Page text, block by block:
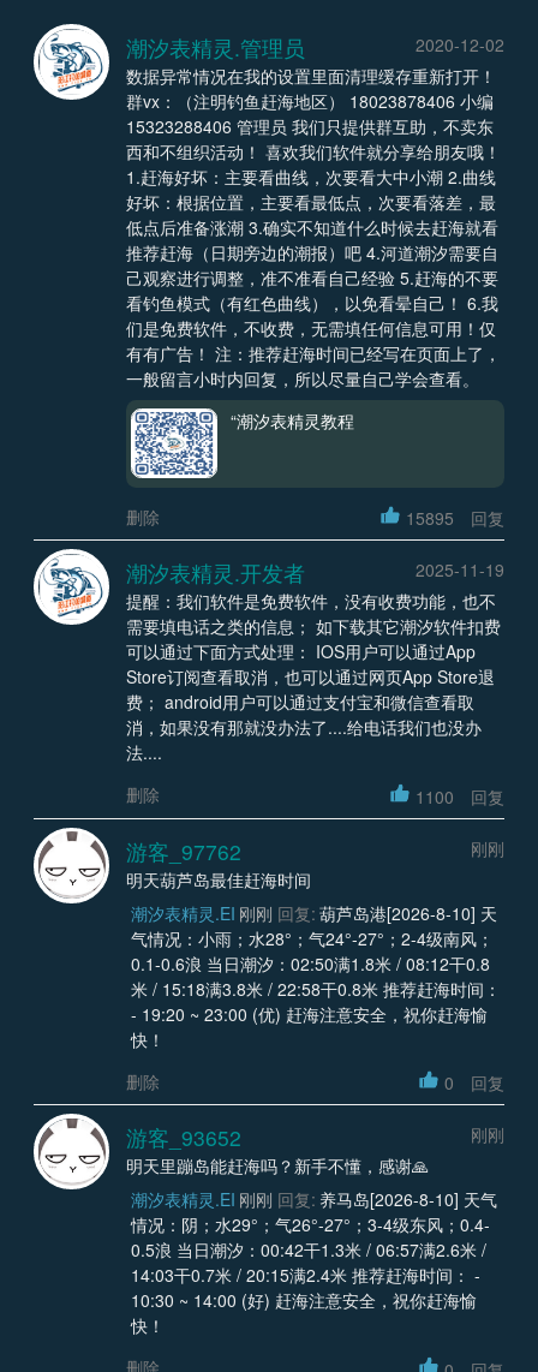
潮汐表精灵.管理员
2020-12-02
数据异常情况在我的设置里面清理缓存重新打开！
群vx：（注明钓鱼赶海地区） 18023878406 小编
15323288406 管理员 我们只提供群互助，不卖东
西和不组织活动！ 喜欢我们软件就分享给朋友哦！
1.赶海好坏：主要看曲线，次要看大中小潮 2.曲线
好坏：根据位置，主要看最低点，次要看落差，最
低点后准备涨潮 3.确实不知道什么时候去赶海就看
推荐赶海（日期旁边的潮报）吧 4.河道潮汐需要自
己观察进行调整，准不准看自己经验 5.赶海的不要
看钓鱼模式（有红色曲线），以免看晕自己！ 6.我
们是免费软件，不收费，无需填任何信息可用！仅
有有广告！ 注：推荐赶海时间已经写在页面上了，
一般留言小时内回复，所以尽量自己学会查看。
“潮汐表精灵教程
删除 15895 回复
潮汐表精灵.开发者
2025-11-19
提醒：我们软件是免费软件，没有收费功能，也不
需要填电话之类的信息； 如下载其它潮汐软件扣费
可以通过下面方式处理： IOS用户可以通过App
Store订阅查看取消，也可以通过网页App Store退
费； android用户可以通过支付宝和微信查看取
消，如果没有那就没办法了....给电话我们也没办
法....
删除
1100 回复
游客_97762
刚刚
明天葫芦岛最佳赶海时间
潮汐表精灵.EI 刚刚 回复: 葫芦岛港[2026-8-10] 天
气情况：小雨；水28°；气24°-27°；2-4级南风；
0.1-0.6浪 当日潮汐：02:50满1.8米 / 08:12干0.8
米 / 15:18满3.8米 / 22:58干0.8米 推荐赶海时间：
- 19:20 ~ 23:00 (优) 赶海注意安全，祝你赶海愉
快！
删除
0 回复
游客_93652
刚刚
明天里蹦岛能赶海吗？新手不懂，感谢🙏
潮汐表精灵.EI 刚刚 回复: 养马岛[2026-8-10] 天气
情况：阴；水29°；气26°-27°；3-4级东风；0.4-
0.5浪 当日潮汐：00:42干1.3米 / 06:57满2.6米 /
14:03干0.7米 / 20:15满2.4米 推荐赶海时间： -
10:30 ~ 14:00 (好) 赶海注意安全，祝你赶海愉
快！